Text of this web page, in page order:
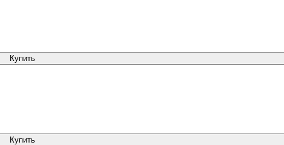
Купить
Купить